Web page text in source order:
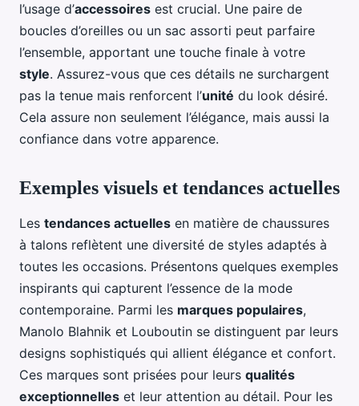
l’usage d’accessoires est crucial. Une paire de
boucles d’oreilles ou un sac assorti peut parfaire
l’ensemble, apportant une touche finale à votre
style. Assurez-vous que ces détails ne surchargent
pas la tenue mais renforcent l’unité du look désiré.
Cela assure non seulement l’élégance, mais aussi la
confiance dans votre apparence.
Exemples visuels et tendances actuelles
Les tendances actuelles en matière de chaussures
à talons reflètent une diversité de styles adaptés à
toutes les occasions. Présentons quelques exemples
inspirants qui capturent l’essence de la mode
contemporaine. Parmi les marques populaires,
Manolo Blahnik et Louboutin se distinguent par leurs
designs sophistiqués qui allient élégance et confort.
Ces marques sont prisées pour leurs qualités
exceptionnelles et leur attention au détail. Pour les